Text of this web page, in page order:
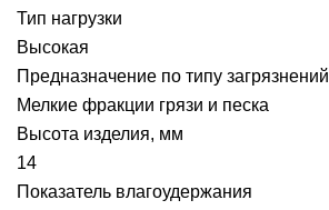
Тип нагрузки
Высокая
Предназначение по типу загрязнений
Мелкие фракции грязи и песка
Высота изделия, мм
14
Показатель влагоудержания